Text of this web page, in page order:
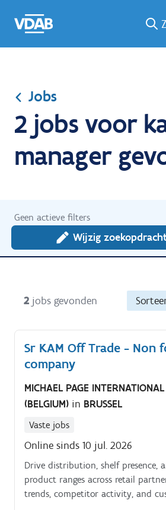
naar
een
een
job
naar
Jobs
2 jobs voor
manager
Geen actieve filters
Wijzig
2 jobs gevonden
Sr KAM Off Trade - Non
company
MICHAEL PAGE INTERNATIONAL
(BELGIUM) in BRUSSEL
Vaste jobs
Online sinds 10 jul. 2026
Drive distribution, shelf presence,
product ranges across retail
trends, competitor activity, and